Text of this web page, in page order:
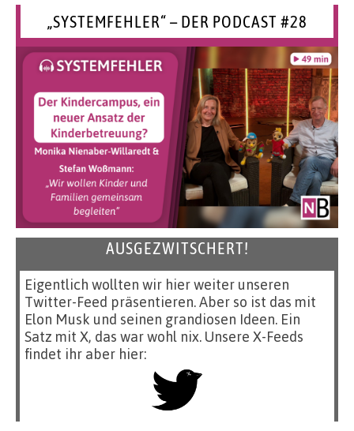
„SYSTEMFEHLER“ – DER PODCAST #28
AUSGEZWITSCHERT!
Eigentlich wollten wir hier weiter unseren
Twitter-Feed präsentieren. Aber so ist das mit
Elon Musk und seinen grandiosen Ideen. Ein
Satz mit X, das war wohl nix. Unsere X-Feeds
findet ihr aber hier: